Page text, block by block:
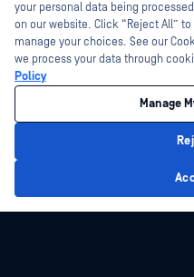
技术合作伙伴
渠道合作伙伴计划
©2026OPSWAT . 保留所有权利。
MetaAccess、OPSWAT 、"不信任文
键基础设施"、"Deep CDR™技术"、
识"、"DFI"、"RetroHunt"、"深度文件
管理
your personal data being
on our website. Click “Reject All”
manage your choices. See our
we process your data through
Policy
Manage